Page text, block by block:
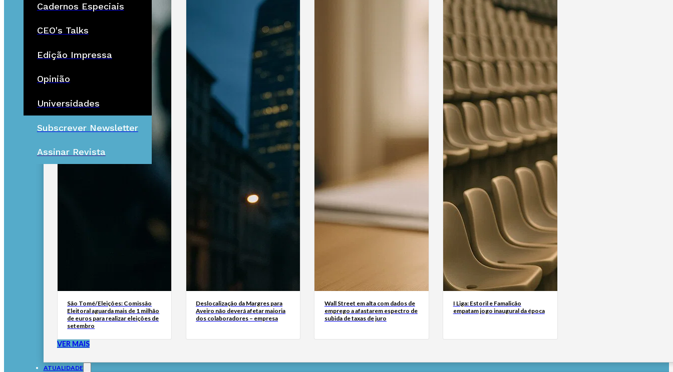
Cadernos Especiais
CEO's Talks
Edição Impressa
Opinião
Universidades
Subscrever Newsletter
Assinar Revista
São Tomé/Eleições: Comissão
Eleitoral aguarda mais de 1 milhão
de euros para realizar eleições de
setembro
Deslocalização da Margres para
Aveiro não deverá afetar maioria
dos colaboradores – empresa
Wall Street em alta com dados de
emprego a afastarem espectro de
subida de taxas de juro
I Liga: Estoril e Famalicão
empatam jogo inaugural da época
VER MAIS
ATUALIDADE